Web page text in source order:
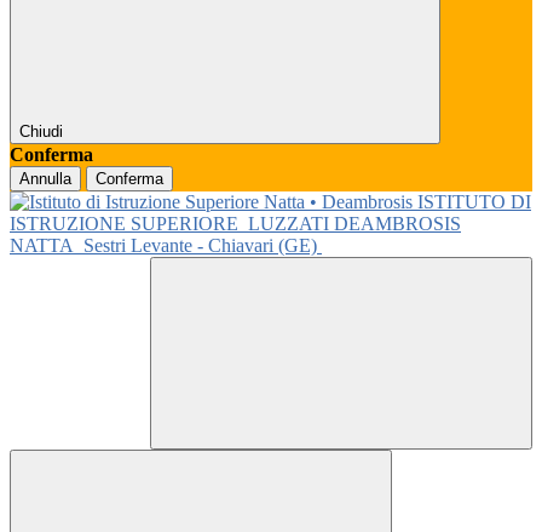
Chiudi
Conferma
Annulla Conferma
ISTITUTO DI
ISTRUZIONE SUPERIORE LUZZATI DEAMBROSIS
NATTA
Sestri Levante - Chiavari (GE)